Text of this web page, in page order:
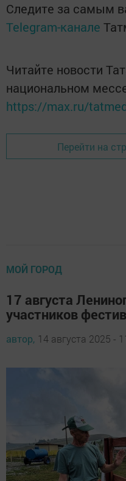
Следите за самым
Telegram-канале
Читайте новости
национальном
https://max.ru/
Перейти на
МОЙ ГОРОД
17 августа
участников
автор, 14 августа 2025 -